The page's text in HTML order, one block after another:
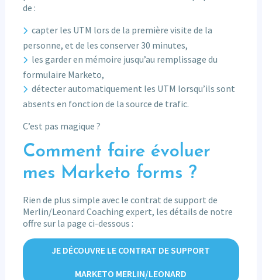
de :
capter les UTM lors de la première visite de la
personne, et de les conserver 30 minutes,
les garder en mémoire jusqu’au remplissage du
formulaire Marketo,
détecter automatiquement les UTM lorsqu’ils sont
absents en fonction de la source de trafic.
C’est pas magique ?
Comment faire évoluer
mes Marketo forms ?
Rien de plus simple avec le contrat de support de
Merlin/Leonard Coaching expert, les détails de notre
offre sur la page ci-dessous :
JE DÉCOUVRE LE CONTRAT DE SUPPORT
MARKETO MERLIN/LEONARD